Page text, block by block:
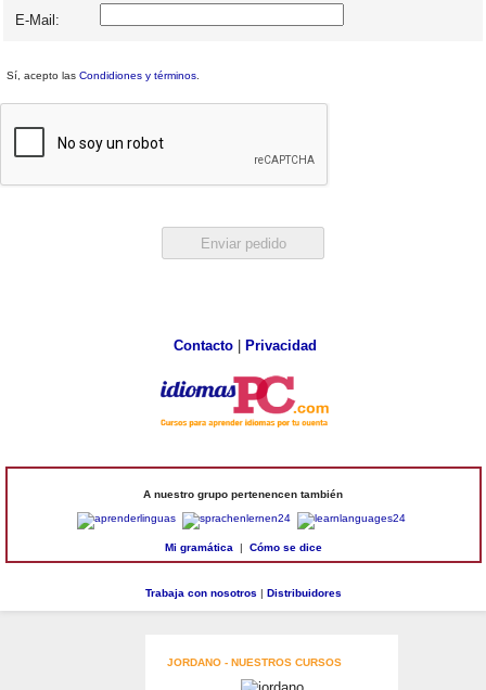
E-Mail:
Sí, acepto las Condidiones y términos.
Contacto| Privacidad
A nuestro grupo pertenencen también
Mi gramática| Cómo se dice
Trabaja con nosotros Distribuidores
JORDANO - NUESTROS CURSOS